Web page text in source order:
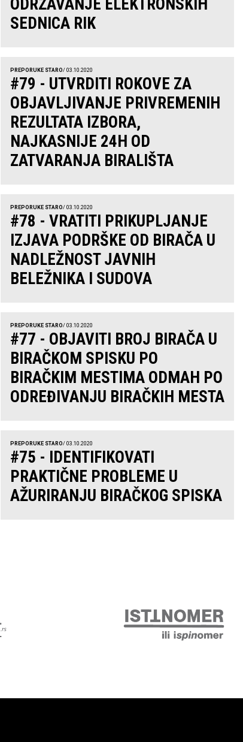
ODRŽAVANJE ELEKTRONSKIH
SEDNICA RIK
PREPORUKE STARO/ 03.10.2020
#79 - UTVRDITI ROKOVE ZA
OBJAVLJIVANJE PRIVREMENIH
REZULTATA IZBORA,
NAJKASNIJE 24H OD
ZATVARANJA BIRALIŠTA
PREPORUKE STARO/ 03.10.2020
#78 - VRATITI PRIKUPLJANJE
IZJAVA PODRŠKE OD BIRAČA U
NADLEŽNOST JAVNIH
BELEŽNIKA I SUDOVA
PREPORUKE STARO/ 03.10.2020
#77 - OBJAVITI BROJ BIRAČA U
BIRAČKOM SPISKU PO
BIRAČKIM MESTIMA ODMAH PO
ODREĐIVANJU BIRAČKIH MESTA
PREPORUKE STARO/ 03.10.2020
#75 - IDENTIFIKOVATI
PRAKTIČNE PROBLEME U
AŽURIRANJU BIRAČKOG SPISKA